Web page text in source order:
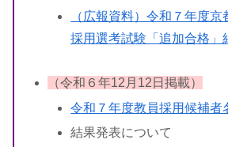
（広報資料）令和７年度
採用選考試験「追加合格」
（令和６年12月12日掲載）
令和７年度教員採用候補者
結果発表について